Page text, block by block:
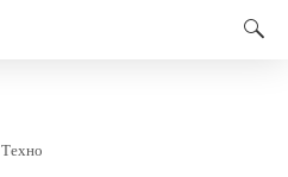
Техно